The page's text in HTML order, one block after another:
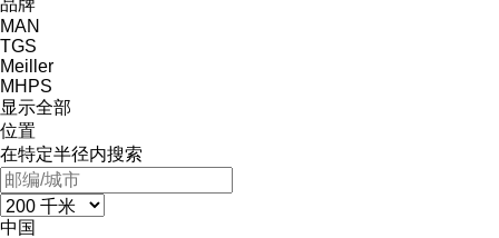
MAN
TGS
Meiller
MHPS
显示全部
位置
在特定半径内搜索
中国